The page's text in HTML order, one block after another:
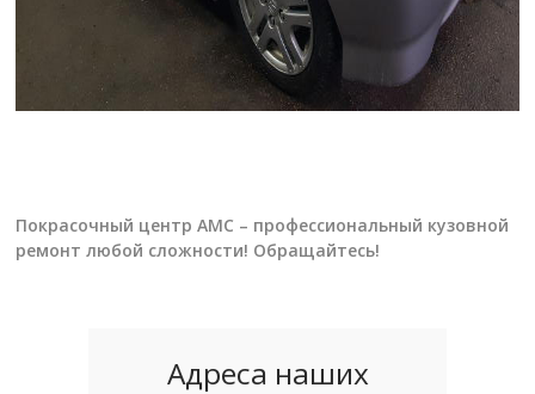
Покрасочный центр АМС – профессиональный кузовной
ремонт любой сложности! Обращайтесь!
Адреса наших